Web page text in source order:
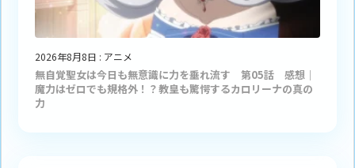
2026年8月8日 : アニメ
無自覚聖女は今日も無意識に力を垂れ流す 第05話 感想｜
魔力はゼロでも規格外！？教皇も驚愕するカロリーナの真の
力